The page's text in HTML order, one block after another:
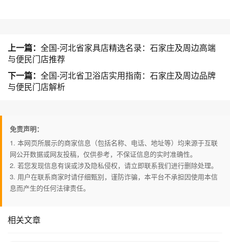
上一篇： 全国-河北省家具店精选名录：石家庄及周边高端
与便民门店推荐
下一篇： 全国-河北省卫浴店实用指南：石家庄及周边品牌
与便民门店解析
免责声明：
1. 本网页所展示的商家信息（包括名称、电话、地址等）均来源于互联
网公开数据或网友投稿，仅供参考，不保证信息的实时准确性。
2. 若您发现信息有误或涉及隐私侵权，请立即联系我们进行删除处理。
3. 用户在联系商家时请仔细甄别，谨防诈骗，本平台不承担因使用本信
息而产生的任何法律责任。
相关文章